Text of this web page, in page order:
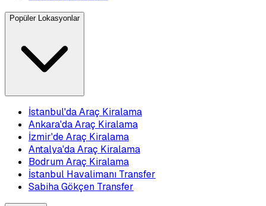
Popüler Lokasyonlar
İstanbul'da Araç Kiralama
Ankara'da Araç Kiralama
İzmir'de Araç Kiralama
Antalya'da Araç Kiralama
Bodrum Araç Kiralama
İstanbul Havalimanı Transfer
Sabiha Gökçen Transfer